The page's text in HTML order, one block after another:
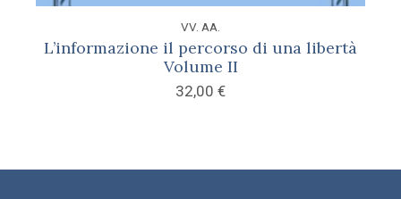
VV. AA.
L’informazione il percorso di una libertà
Volume II
32,00 €